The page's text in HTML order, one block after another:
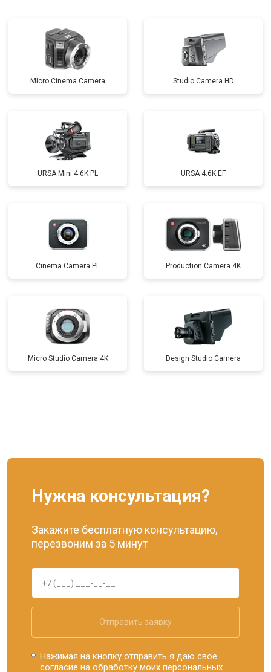
Micro Cinema Camera Studio Camera HD
URSA Mini 4.6K PL URSA 4.6K EF
Cinema Camera PL Production Camera 4K
Micro Studio Camera 4K Design Studio Camera
Нужна консультация?
Закажите бесплатную консультацию,
перезвоним за 5 минут
Отправить заявку
Нажимая на кнопку отправить я даю свое
согласие на обработку моихперсональных